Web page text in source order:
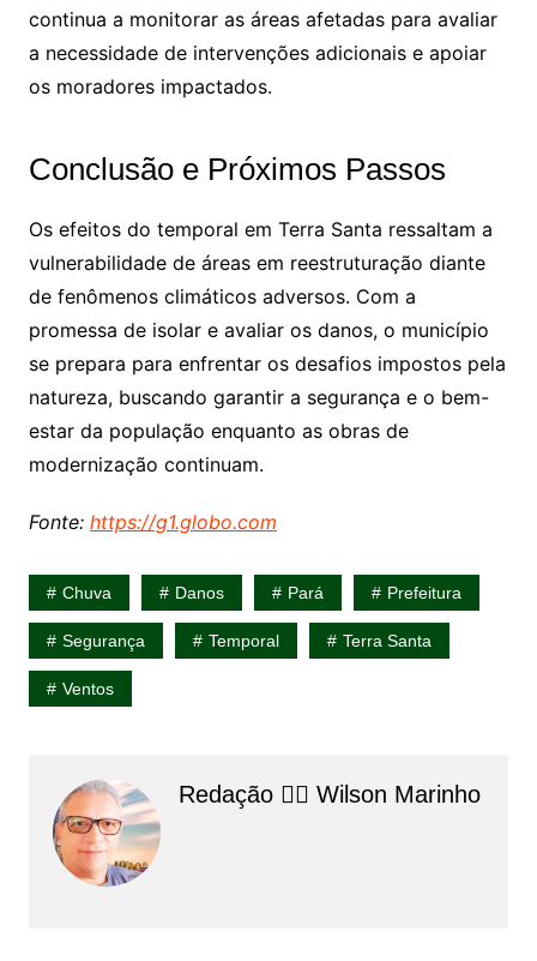
continua a monitorar as áreas afetadas para avaliar
a necessidade de intervenções adicionais e apoiar
os moradores impactados.
Conclusão e Próximos Passos
Os efeitos do temporal em Terra Santa ressaltam a
vulnerabilidade de áreas em reestruturação diante
de fenômenos climáticos adversos. Com a
promessa de isolar e avaliar os danos, o município
se prepara para enfrentar os desafios impostos pela
natureza, buscando garantir a segurança e o bem-
estar da população enquanto as obras de
modernização continuam.
Fonte: https://g1.globo.com
Chuva Danos Pará Prefeitura
Segurança Temporal Terra Santa
Ventos
Redação 👨‍⚖️​ Wilson Marinho